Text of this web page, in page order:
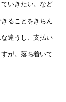
いきたい。など
ることをきちん
違うし、支払い
が。落ち着いて